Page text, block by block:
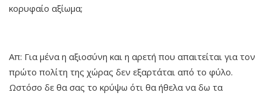
κορυφαίο αξίωμα;
Απ: Για μένα η αξιοσύνη και η αρετή που απαιτείται για τον
πρώτο πολίτη της χώρας δεν εξαρτάται από το φύλο.
Ωστόσο δε θα σας το κρύψω ότι θα ήθελα να δω τα